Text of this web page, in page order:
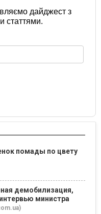
дайджест з
статтями.
помады по цвету
демобилизация,
министра